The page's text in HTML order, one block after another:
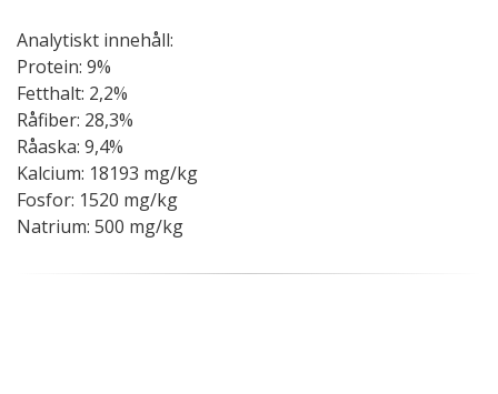
Analytiskt innehåll:
Protein: 9%
Fetthalt: 2,2%
Råfiber: 28,3%
Råaska: 9,4%
Kalcium: 18193 mg/kg
Fosfor: 1520 mg/kg
Natrium: 500 mg/kg